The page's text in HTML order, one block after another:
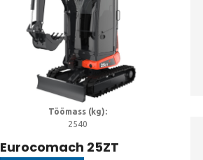
Töömass (kg):
2540
Eurocomach 25ZT